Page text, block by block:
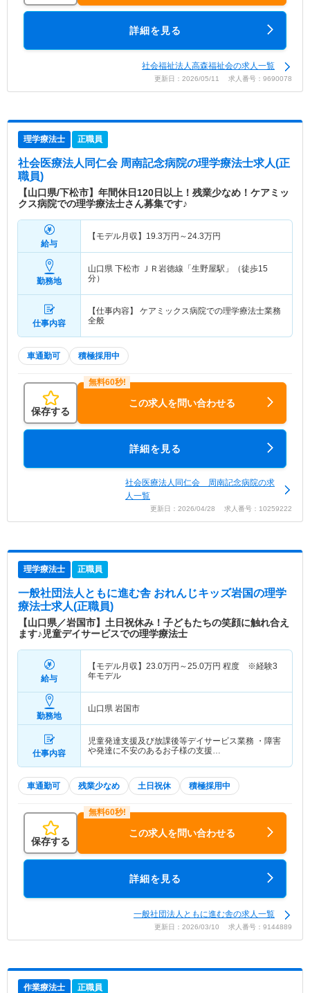
詳細を見る
社会福祉法人高森福祉会の求人一覧
更新日：2026/05/11 求人番号：9690078
理学療法士 正職員
社会医療法人同仁会 周南記念病院の理学療法士求人(正
職員)
【山口県/下松市】年間休日120日以上！残業少なめ！ケアミッ
クス病院での理学療法士さん募集です♪
給与
【モデル月収】 19.3万円～24.3万円
勤務地
山口県 下松市 ＪＲ岩徳線「生野屋駅」（徒歩15
分）
仕事内容
【仕事内容】 ケアミックス病院での理学療法士業務
全般
車通勤可 積極採用中
保存する
この求人を問い合わせる
詳細を見る
社会医療法人同仁会 周南記念病院の求
人一覧
更新日：2026/04/28 求人番号：10259222
理学療法士 正職員
一般社団法人ともに進む舎 おれんじキッズ岩国の理学
療法士求人(正職員)
【山口県／岩国市】土日祝休み！子どもたちの笑顔に触れ合え
ます♪児童デイサービスでの理学療法士
給与
【モデル月収】 23.0万円～25.0万円 程度 ※経験3
年モデル
勤務地
山口県 岩国市
仕事内容
児童発達支援及び放課後等デイサービス業務 ・障害
や発達に不安のあるお子様の支援…
車通勤可 残業少なめ 土日祝休 積極採用中
保存する
この求人を問い合わせる
詳細を見る
一般社団法人ともに進む舎の求人一覧
更新日：2026/03/10 求人番号：9144889
作業療法士 正職員